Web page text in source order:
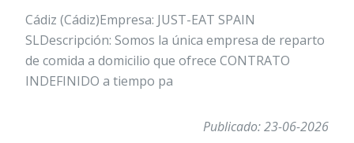
Cádiz (Cádiz)Empresa: JUST-EAT SPAIN
SLDescripción: Somos la única empresa de reparto
de comida a domicilio que ofrece CONTRATO
INDEFINIDO a tiempo pa
Publicado: 23-06-2026